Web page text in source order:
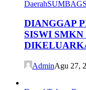
Daerah
DIANGGAP
SISWI
AdminAgu 27,